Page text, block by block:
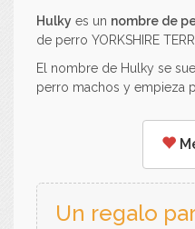
Hulky es un nombre de
de perro YORKSHIRE
El nombre de Hulky se
perro machos y empieza
Un regalo